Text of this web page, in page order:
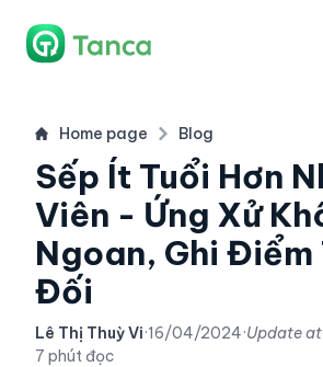
Home page Blog
Sếp Ít Tuổi Hơn
Viên - Ứng Xử
Ngoan, Ghi Điểm
Đối
Lê Thị Thuỳ Vi·16/04/2024·Update at
7 phút đọc